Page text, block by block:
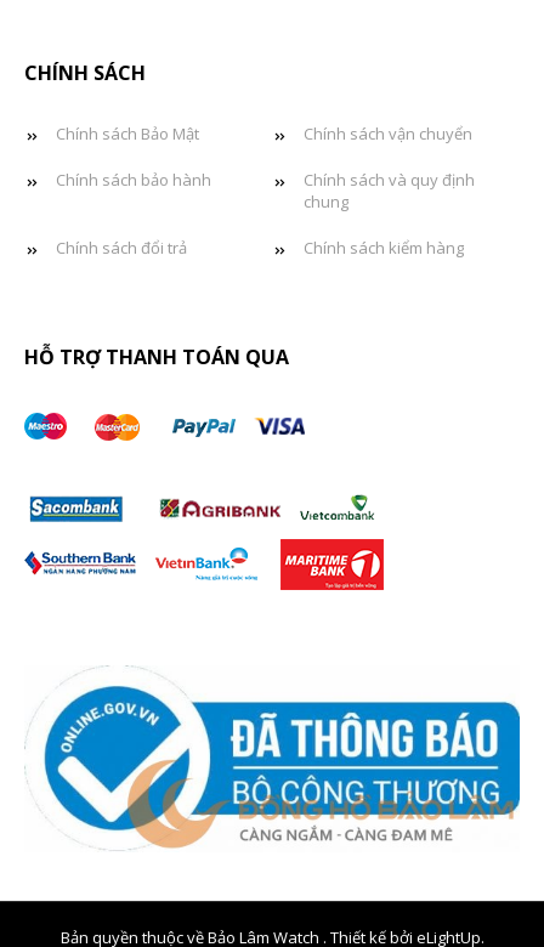
CHÍNH SÁCH
Chính sách Bảo Mật Chính sách vận chuyển
Chính sách bảo hành
Chính sách và quy định
chung
Chính sách đổi trả Chính sách kiểm hàng
HỖ TRỢ THANH TOÁN QUA
Bản quyền thuộc về Bảo Lâm Watch . Thiết kế bởi eLightUp.